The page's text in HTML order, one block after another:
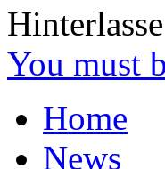
You must
Home
News